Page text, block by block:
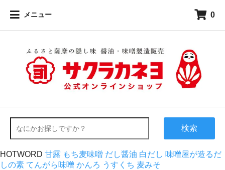
メニュー 0
検索
HOTWORD 甘露 もち麦味噌 だし醤油 白だし 味噌屋が造るだ
しの素 てんがら味噌 かんろ うすくち 麦みそ